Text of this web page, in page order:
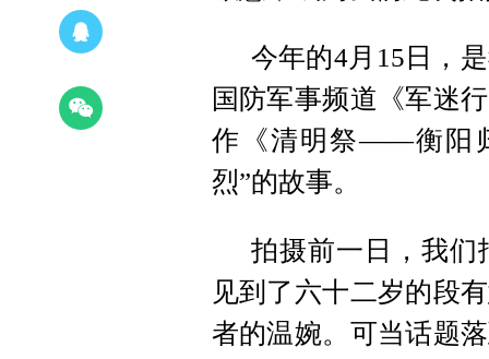
今年的4月15日，
国防军事频道《军迷
作《清明祭——衡阳
烈”的故事。
拍摄前一日，我们
见到了六十二岁的段
者的温婉。可当话题